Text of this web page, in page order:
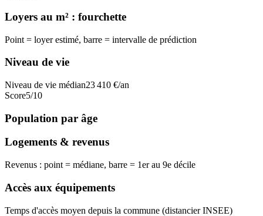
Loyers au m² : fourchette
Point = loyer estimé, barre = intervalle de prédiction
Niveau de vie
Niveau de vie médian23 410 €/an
Score5/10
Population par âge
Logements & revenus
Revenus : point = médiane, barre = 1er au 9e décile
Accès aux équipements
Temps d'accès moyen depuis la commune (distancier INSEE)